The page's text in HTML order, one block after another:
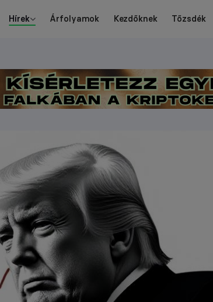
Hírek Árfolyamok Kezdőknek Tőzsdék